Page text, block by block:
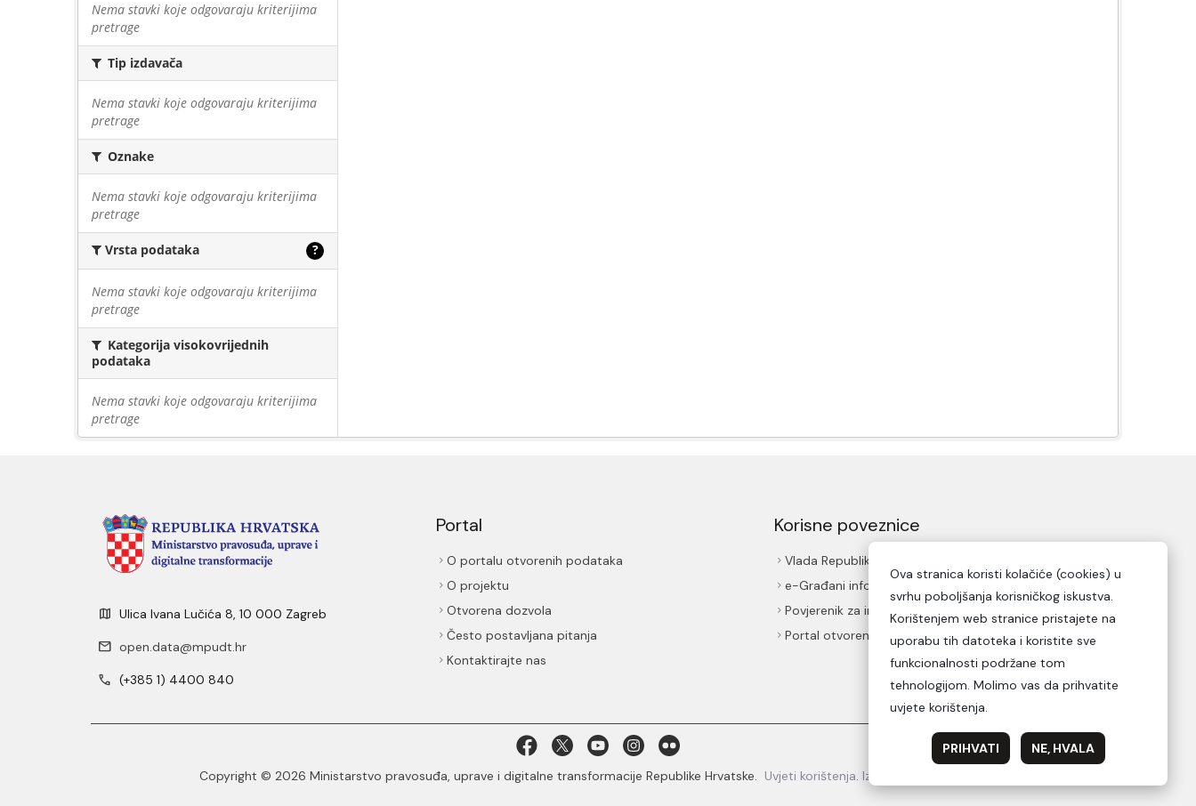
Nema stavki koje odgovaraju kriterijima
pretrage
Tip izdavača
Nema stavki koje odgovaraju kriterijima
pretrage
Oznake
Nema stavki koje odgovaraju kriterijima
pretrage
Vrsta podataka ?
Nema stavki koje odgovaraju kriterijima
pretrage
Kategorija visokovrijednih
podataka
Nema stavki koje odgovaraju kriterijima
pretrage